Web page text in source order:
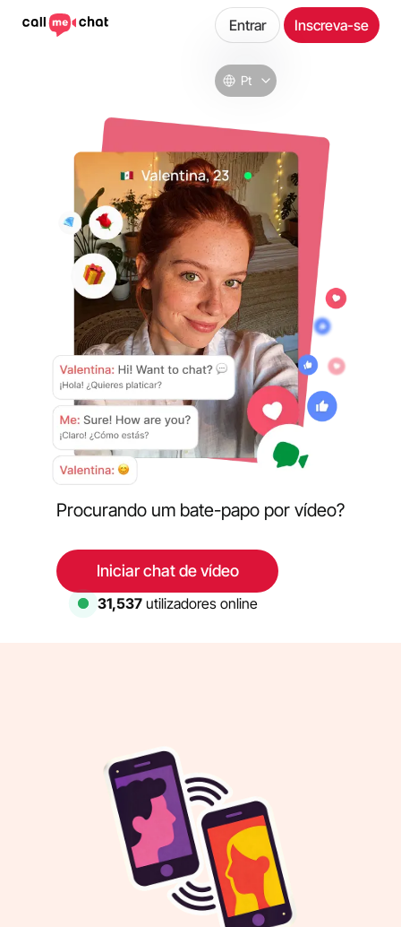
Pt
Entrar Inscreva-se
Procurando um bate-papo por vídeo?
Iniciar chat de vídeo
31,537utilizadores online